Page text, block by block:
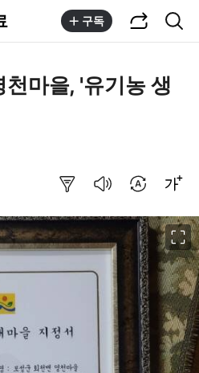
구독
마을, '유기농 생